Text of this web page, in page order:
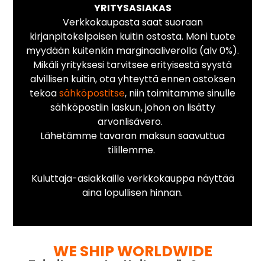
YRITYSASIAKAS
Verkkokaupasta saat suoraan
kirjanpitokelpoisen kuitin ostosta. Moni tuote
myydään kuitenkin marginaaliverolla (alv 0%).
Mikäli yrityksesi tarvitsee erityisestä syystä
alvillisen kuitin, ota yhteyttä ennen ostoksen
tekoasähköpostitse, niin toimitamme sinulle
sähköpostiin laskun, johon on lisätty
arvonlisävero.
Lähetämme tavaran maksun saavuttua
tilillemme.
Kuluttaja-asiakkaille verkkokauppa näyttää
aina lopullisen hinnan.
WE SHIP WORLDWIDE